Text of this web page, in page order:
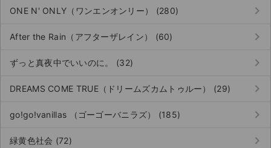
サイト情報
ONE N' ONLY（ワンエンオンリー） (280) keyboard_arrow_right
After the Rain（アフターザレイン） (60) keyboard_arrow_right
ずっと真夜中でいいのに。 (32) keyboard_arrow_right
DREAMS COME TRUE（ドリームズカムトゥルー） (29) keyboard_arrow_right
go!go!vanillas （ゴーゴーバニラズ） (185) keyboard_arrow_right
緑黄色社会 (72) keyboard_arrow_right